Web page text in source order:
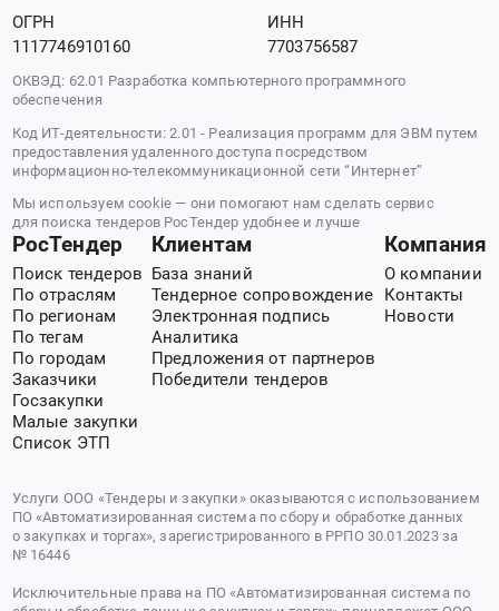
ОГРН
1117746910160
ИНН
7703756587
ОКВЭД: 62.01 Разработка компьютерного программного
обеспечения
Код ИТ-деятельности: 2.01 - Реализация программ для ЭВМ путем
предоставления удаленного доступа посредством
информационно-телекоммуникационной сети “Интернет”
Мы используем cookie — они помогают нам сделать сервис
для поиска тендеров РосТендер удобнее и лучше
РосТендер
Поиск тендеров
По отраслям
По регионам
По тегам
По городам
Заказчики
Госзакупки
Малые закупки
Список ЭТП
Клиентам
База знаний
Тендерное сопровождение
Электронная подпись
Аналитика
Предложения от партнеров
Победители тендеров
Компания
О компании
Контакты
Новости
Услуги ООО «Тендеры и закупки» оказываются с использованием
ПО «Автоматизированная система по сбору и обработке данных
о закупках и торгах», зарегистрированного в РРПО 30.01.2023 за
№ 16446
Исключительные права на ПО «Автоматизированная система по